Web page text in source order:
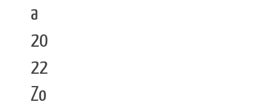
a
20
22
Zo